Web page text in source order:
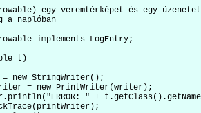
egy veremtérképet és egy üzenetet
a naplóban
implements LogEntry;
t)